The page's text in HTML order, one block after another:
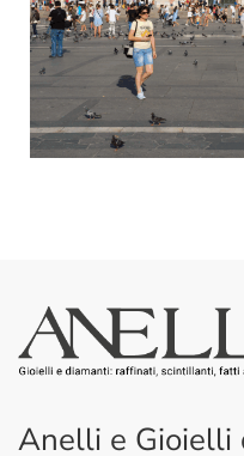
Anelli e Gioielli